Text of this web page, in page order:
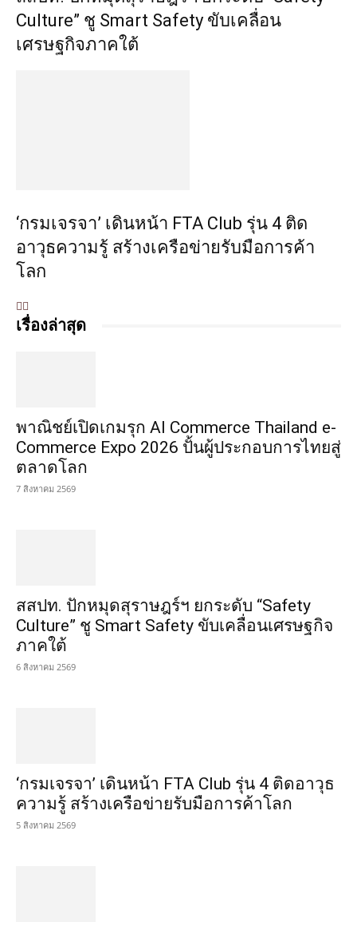
Culture” ชู Smart Safety ขับเคลื่อน
เศรษฐกิจภาคใต้
‘กรมเจรจา’ เดินหน้า FTA Club รุ่น 4 ติด
อาวุธความรู้ สร้างเครือข่ายรับมือการค้า
โลก
เรื่องล่าสุด
พาณิชย์เปิดเกมรุก AI Commerce Thailand e-
Commerce Expo 2026 ปั้นผู้ประกอบการไทยสู่
ตลาดโลก
7 สิงหาคม 2569
สสปท. ปักหมุดสุราษฎร์ฯ ยกระดับ “Safety
Culture” ชู Smart Safety ขับเคลื่อนเศรษฐกิจ
ภาคใต้
6 สิงหาคม 2569
‘กรมเจรจา’ เดินหน้า FTA Club รุ่น 4 ติดอาวุธ
ความรู้ สร้างเครือข่ายรับมือการค้าโลก
5 สิงหาคม 2569